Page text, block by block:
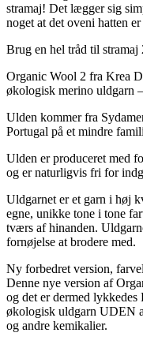
stramaj! Det lægger sig
noget at det oveni hatten
Brug en hel tråd til stramaj
Organic Wool 2 fra Krea
økologisk merino uldgarn
Ulden kommer fra
Portugal på et mindre
Ulden er produceret med
og er naturligvis fri for
Uldgarnet er et garn i høj
egne, unikke tone i tone
tværs af hinanden.
fornøjelse at brodere med.
Ny forbedret version,
Denne nye version af
og det er dermed
økologisk uldgarn UDEN
og andre kemikalier.